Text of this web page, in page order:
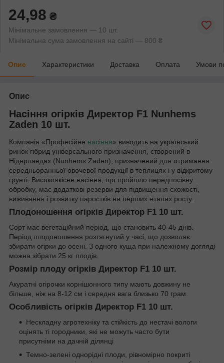
24,98 ₴
Мінімальне замовлення — 10 шт.
Мінімальна сума замовлення на сайті — 800 ₴
Опис Характеристики Доставка Оплата Умови
Опис
Насіння огірків Директор F1 Nunhems
Zaden 10 шт.
Компанія «Професійне насіння» виводить на український
ринок гібрид універсального призначення, створений в
Нідерландах (Nunhems Zaden), призначений для отримання
середньоранньої овочевої продукції в теплицях і у відкритому
грунті. Високоякісне насіння, що пройшло передпосівну
обробку, має додаткові резерви для підвищення схожості,
виживання і розвитку паростків на перших етапах росту.
Плодоношення огірків Директор F1 10 шт.
Сорт має вегетаційний період, що становить 40-45 днів.
Період плодоношення розтягнутий у часі, що дозволяє
збирати огірки до осені. З одного куща при належному догляді
можна зібрати 25 кг плодів.
Розмір плоду огірків Директор F1 10 шт.
Акуратні огірочки корнішонного типу мають довжину не
більше, ніж на 8-12 см і середня вага близько 70 грам.
Особливість огірків Директор F1 10 шт.
Нескладну агротехніку та стійкість до нестачі вологи
оцінять ті городники, які не можуть часто бути
присутніми на дачній ділянці
Темно-зелені однорідні плоди, рівномірно покриті